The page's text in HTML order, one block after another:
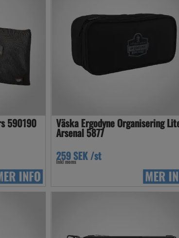
590190 Väska Ergodyne Organisering
Arsenal 5877
259 SEK /st
Inkl moms